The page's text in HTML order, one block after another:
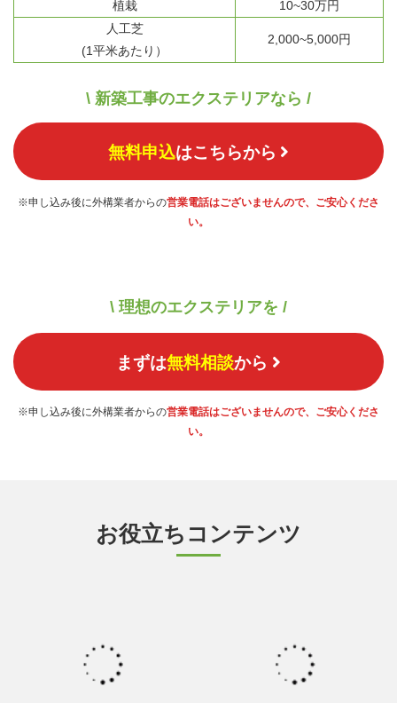
植栽
10~30万円
人工芝
(1平米あたり）
2,000~5,000円
\ 新築工事のエクステリアなら /
無料申込はこちらから
※申し込み後に外構業者からの営業電話はございませんので、ご安心くださ
い。
\ 理想のエクステリアを /
まずは無料相談から
※申し込み後に外構業者からの営業電話はございませんので、ご安心くださ
い。
お役立ちコンテンツ